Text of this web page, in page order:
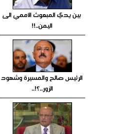
بين يدي المبعوث الأممي الى
اليمن..!!
الرئيس صالح والمسيرة وشهود
الزور..؟!..